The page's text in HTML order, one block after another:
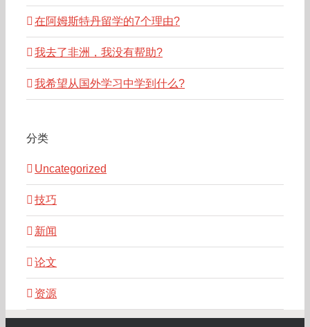
在阿姆斯特丹留学的7个理由?
我去了非洲，我没有帮助?
我希望从国外学习中学到什么?
分类
Uncategorized
技巧
新闻
论文
资源